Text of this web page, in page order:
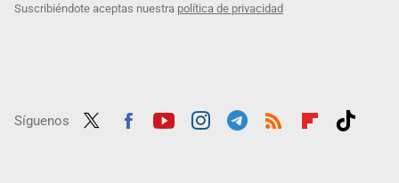
Suscribiéndote aceptas nuestra política de privacidad
Síguenos